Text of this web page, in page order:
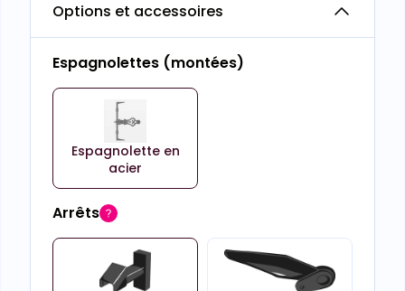
Options et accessoires
Espagnolettes (montées)
Espagnolette en
acier
Arrêts